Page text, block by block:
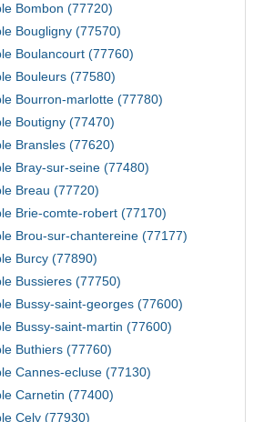
Bombon (77720)
Bougligny (77570)
Boulancourt (77760)
Bouleurs (77580)
Bourron-marlotte (77780)
Boutigny (77470)
Bransles (77620)
Bray-sur-seine (77480)
Breau (77720)
Brie-comte-robert (77170)
Brou-sur-chantereine (77177)
Burcy (77890)
Bussieres (77750)
Bussy-saint-georges (77600)
Bussy-saint-martin (77600)
Buthiers (77760)
Cannes-ecluse (77130)
Carnetin (77400)
Cely (77930)